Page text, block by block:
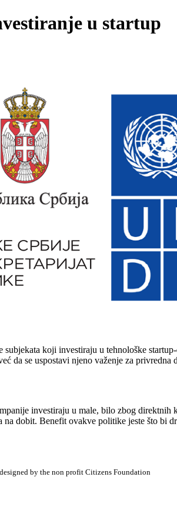
u startup
koji investiraju u tehnološke
da se uspostavi njeno važenje za
investiraju u male, bilo zbog
dobit. Benefit ovakve politike jeste što bi
by the non profit Citizens Foundation